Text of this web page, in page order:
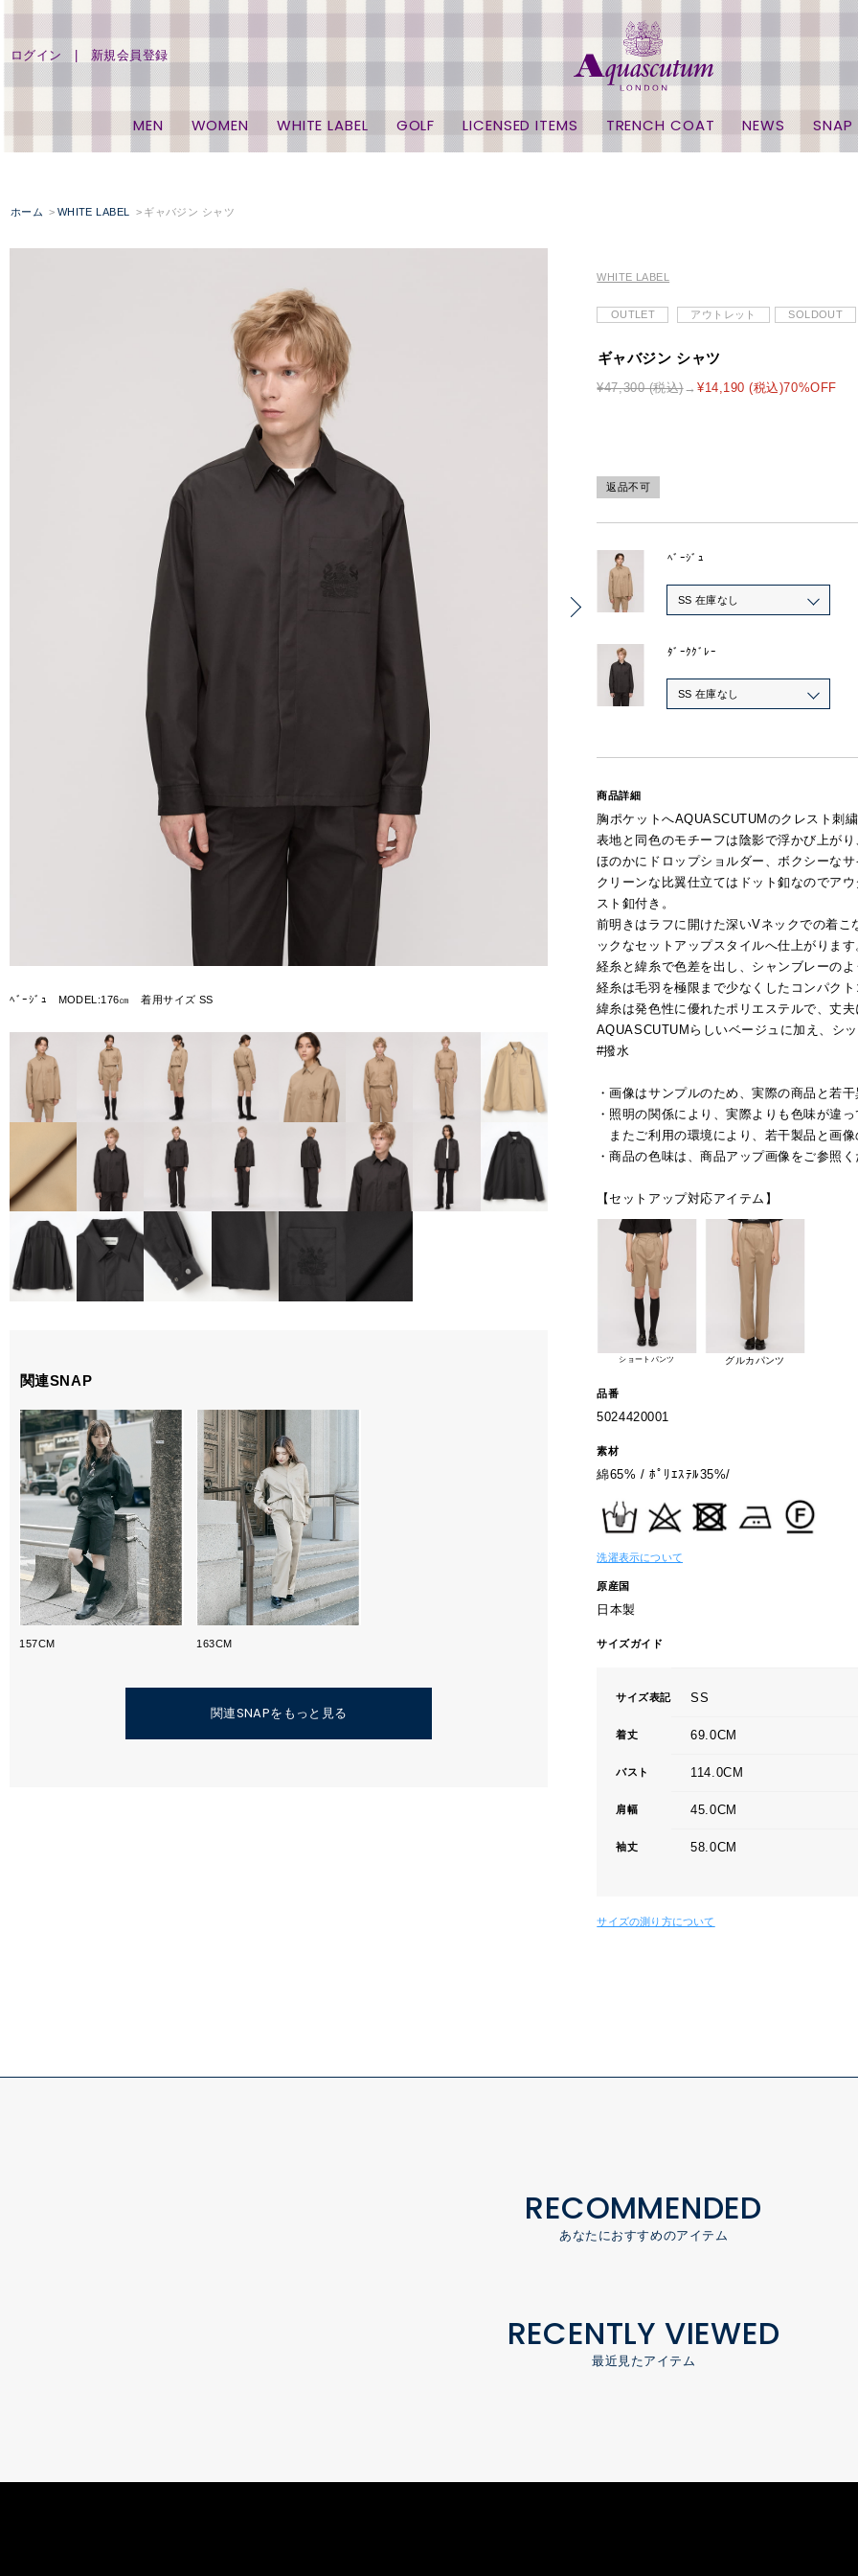
ログイン 新規会員登録
MEN WOMEN WHITE LABEL GOLF LICENSED ITEMS TRENCH COAT NEWS SNAP
ホーム WHITE LABEL ギャバジン シャツ
ﾍﾞｰｼﾞｭ MODEL:176㎝ 着用サイズ SS
関連SNAP
157CM 163CM
関連SNAPをもっと見る
WHITE LABEL
OUTLET アウトレット SOLDOUT
ギャバジン シャツ
¥47,300 (税込) ¥14,190 (税込)70%OFF
返品不可
ﾍﾞｰｼﾞｭ
SS 在庫なし
ﾀﾞｰｸｸﾞﾚｰ
SS 在庫なし
商品詳細
胸ポケットへAQUASCUTUMのクレスト刺
表地と同色のモチーフは陰影で浮かび上が
ほのかにドロップショルダー、ボクシーな
クリーンな比翼仕立てはドット釦なのでア
スト釦付き。
前明きはラフに開けた深いVネックでの着
ックなセットアップスタイルへ仕上がります
経糸と緯糸で色差を出し、シャンブレーの
経糸は毛羽を極限まで少なくしたコンパク
緯糸は発色性に優れたポリエステルで、丈
AQUASCUTUMらしいベージュに加え、シ
#撥水
・画像はサンプルのため、実際の商品と若
・照明の関係により、実際よりも色味が違
またご利用の環境により、若干製品と画
・商品の色味は、商品アップ画像をご参照
【セットアップ対応アイテム】
ショートパンツ グルカパンツ
品番
5024420001
素材
綿65% / ﾎﾟﾘｴｽﾃﾙ35%/
洗濯表示について
原産国
日本製
サイズガイド
サイズ表記 SS
着丈 69.0CM
バスト 114.0CM
肩幅 45.0CM
袖丈 58.0CM
サイズの測り方について
RECOMMENDED
あなたにおすすめのアイテム
RECENTLY VIEWED
最近見たアイテム